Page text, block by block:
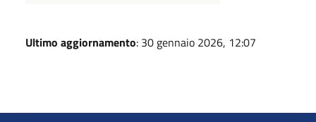
Ultimo aggiornamento: 30 gennaio 2026, 12:07